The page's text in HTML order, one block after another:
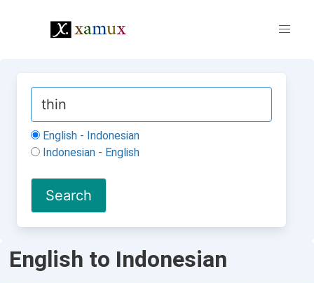
English - Indonesian
Indonesian - English
English to Indonesian